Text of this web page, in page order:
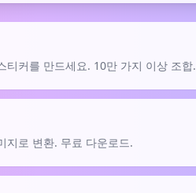
티커를 만드세요. 10만 가지 이상 조합.
지로 변환. 무료 다운로드.